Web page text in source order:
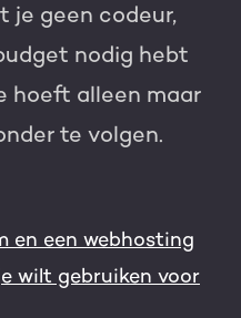
je geen codeur,
nodig hebt
hoeft alleen maar
te volgen.
en een webhosting
wilt gebruiken voor